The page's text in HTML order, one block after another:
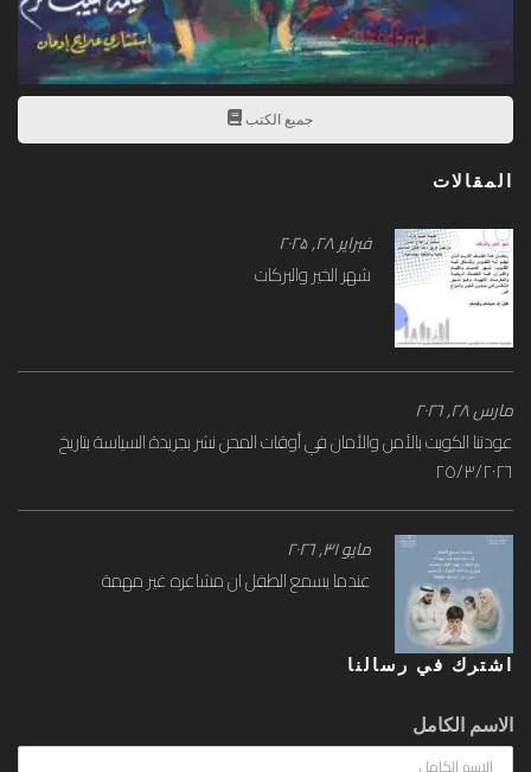
جميع الكتب
المقالات
فبراير ۲۸, ۲۰۲۵
شهر الخير والبركات
مارس ۲۸, ۲۰۲٦
عودتنا الكويت بالأمن والأمان في أوقات المحن نشر بجريدة السياسة بتاريخ
٢٥/٣/٢٠٢٦
مايو ۳۱, ۲۰۲٦
عندما يسمع الطفل ان مشاعره غير مهمة
اشترك في رسالنا
الاسم الكامل